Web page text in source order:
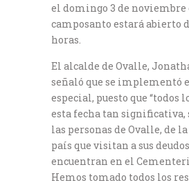
el domingo 3 de noviembre
camposanto estará abierto
horas.
El alcalde de Ovalle,
señaló que se implementó
especial, puesto que “todos
esta fecha tan significativa,
las personas de Ovalle, de
país que visitan a sus
encuentran en el
Hemos tomado todos los